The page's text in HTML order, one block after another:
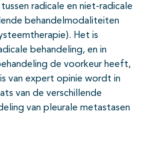
radicale en niet-radicale
behandelmodaliteiten
Het is
behandeling, en in
de voorkeur heeft,
van expert opinie wordt in
van de verschillende
van pleurale metastasen